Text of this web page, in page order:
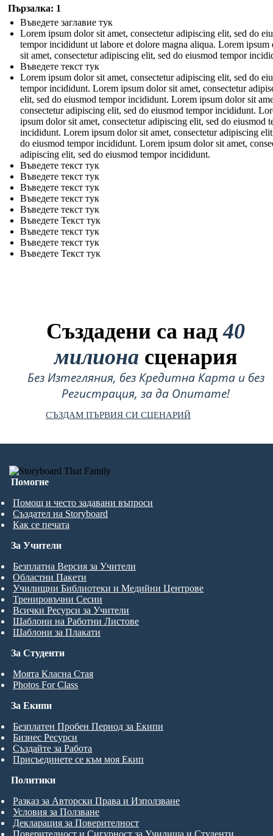
Пързалка: 1
Въведете заглавие тук
Lorem ipsum dolor sit amet, consectetur adipiscing elit, sed do
tempor incididunt ut labore et dolore magna aliqua. Lorem ipsum
sit amet, consectetur adipiscing elit, sed do eiusmod tempor
Въведете текст тук
Lorem ipsum dolor sit amet, consectetur adipiscing elit, sed do
tempor incididunt. Lorem ipsum dolor sit amet, consectetur
elit, sed do eiusmod tempor incididunt. Lorem ipsum dolor sit
consectetur adipiscing elit, sed do eiusmod tempor incididunt.
ipsum dolor sit amet, consectetur adipiscing elit, sed do eiusmod
incididunt. Lorem ipsum dolor sit amet, consectetur adipiscing
do eiusmod tempor incididunt. Lorem ipsum dolor sit amet,
adipiscing elit, sed do eiusmod tempor incididunt.
Въведете текст тук
Въведете текст тук
Въведете текст тук
Въведете текст тук
Въведете текст тук
Въведете Текст тук
Въведете текст тук
Въведете текст тук
Въведете Текст тук
Създадени са над40
милиона сценария
Без Изтегляния, без Кредитна Карта и без
Регистрация, за да Опитате!
СЪЗДАМ ПЪРВИЯ СИ СЦЕНАРИЙ
Помогне
Помощ и често задавани въпроси
Създател на Storyboard
Как се печата
За Студенти
Моята Класна Стая
Photos For Class
За Учители
Безплатна Версия за Учители
Областни Пакети
Училищни Библиотеки и Медийни Центрове
Тренировъчни Сесии
Всички Ресурси за Учители
Шаблони на Работни Листове
Шаблони за Плакати
За Екипи
Безплатен Пробен Период за Екипи
Бизнес Ресурси
Създайте за Работа
Присъединете се към моя Екип
Политики
Разказ за Авторски Права и Използване
Условия за Ползване
Декларация за Поверителност
Поверителност и Сигурност за Училища и Студенти